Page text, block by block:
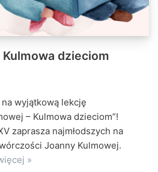
dzieciom
wyjątkową lekcję
– Kulmowa dzieciom”!
zaprasza najmłodszych na
Joanny Kulmowej.
»